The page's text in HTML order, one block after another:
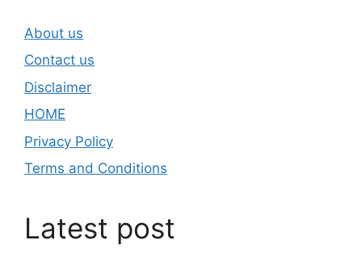
About us
Contact us
Disclaimer
HOME
Privacy Policy
Terms and Conditions
Latest post